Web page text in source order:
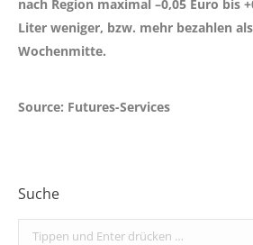
nach Region maximal –0,05 Euro bis
Liter weniger, bzw. mehr bezahlen
Wochenmitte.
Source: Futures-Services
Suche
Search: